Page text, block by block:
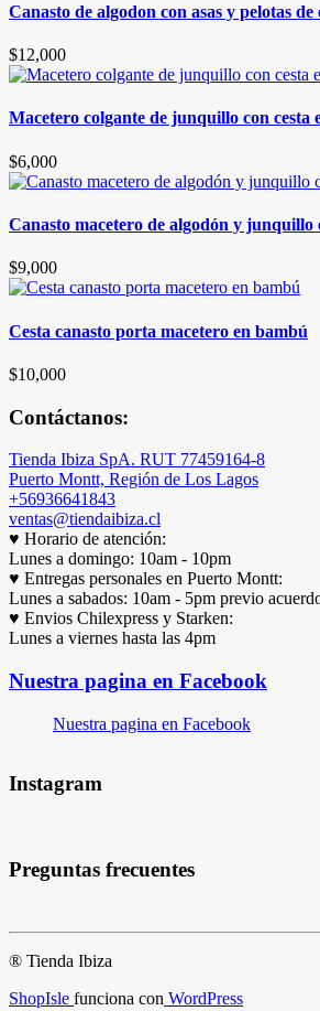
Canasto de algodon con asas y pelotas de
$12,000
Macetero colgante de junquillo con cesta
$6,000
Canasto macetero de algodón y junquillo
$9,000
Cesta canasto porta macetero en bambú
$10,000
Contáctanos:
Tienda Ibiza SpA. RUT 77459164-8
Puerto Montt, Región de Los Lagos
+56936641843
ventas@tiendaibiza.cl
♥ Horario de atención:
Lunes a domingo: 10am - 10pm
♥ Entregas personales en Puerto Montt:
Lunes a sabados: 10am - 5pm previo
♥ Envios Chilexpress y Starken:
Lunes a viernes hasta las 4pm
Nuestra pagina en Facebook
Nuestra pagina en Facebook
Instagram
Preguntas frecuentes
® Tienda Ibiza
ShopIsle funciona con WordPress